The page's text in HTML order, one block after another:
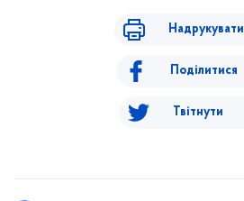
Надрукувати
Поділитися
Твітнути